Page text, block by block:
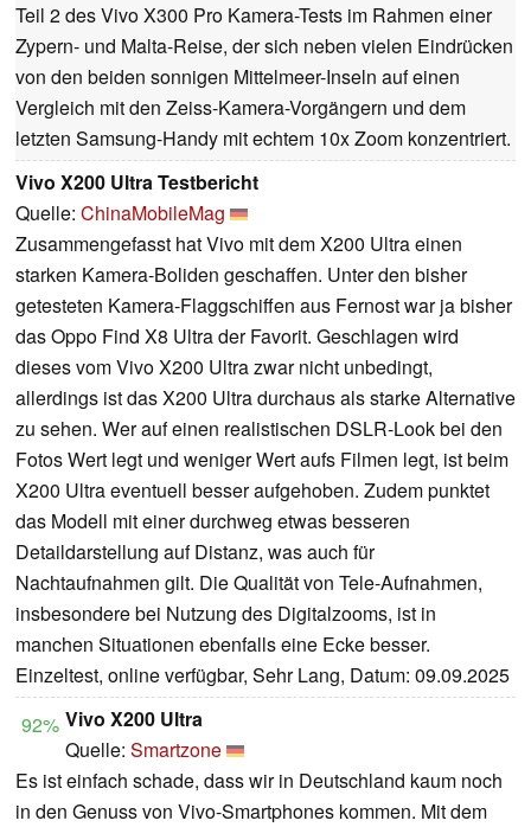
Teil 2 des Vivo X300 Pro Kamera-Tests im Rahmen einer
Zypern- und Malta-Reise, der sich neben vielen Eindrücken
von den beiden sonnigen Mittelmeer-Inseln auf einen
Vergleich mit den Zeiss-Kamera-Vorgängern und dem
letzten Samsung-Handy mit echtem 10x Zoom konzentriert.
Vivo X200 Ultra Testbericht
Quelle: ChinaMobileMag
Zusammengefasst hat Vivo mit dem X200 Ultra einen
starken Kamera-Boliden geschaffen. Unter den bisher
getesteten Kamera-Flaggschiffen aus Fernost war ja bisher
das Oppo Find X8 Ultra der Favorit. Geschlagen wird
dieses vom Vivo X200 Ultra zwar nicht unbedingt,
allerdings ist das X200 Ultra durchaus als starke Alternative
zu sehen. Wer auf einen realistischen DSLR-Look bei den
Fotos Wert legt und weniger Wert aufs Filmen legt, ist beim
X200 Ultra eventuell besser aufgehoben. Zudem punktet
das Modell mit einer durchweg etwas besseren
Detaildarstellung auf Distanz, was auch für
Nachtaufnahmen gilt. Die Qualität von Tele-Aufnahmen,
insbesondere bei Nutzung des Digitalzooms, ist in
manchen Situationen ebenfalls eine Ecke besser.
Einzeltest, online verfügbar, Sehr Lang, Datum: 09.09.2025
92% Vivo X200 Ultra
Quelle: Smartzone
Es ist einfach schade, dass wir in Deutschland kaum noch
in den Genuss von Vivo-Smartphones kommen. Mit dem